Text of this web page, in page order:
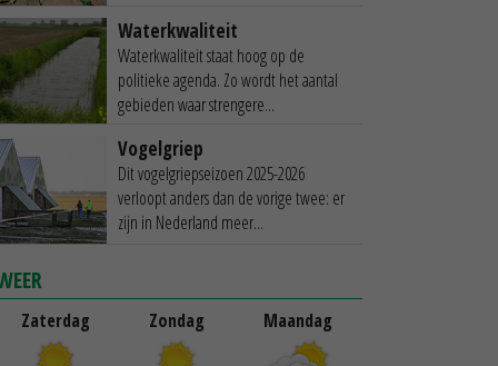
Waterkwaliteit
Waterkwaliteit staat hoog op de
politieke agenda. Zo wordt het aantal
gebieden waar strengere...
Vogelgriep
Dit vogelgriepseizoen 2025-2026
verloopt anders dan de vorige twee: er
zijn in Nederland meer...
Zaterdag Zondag Maandag